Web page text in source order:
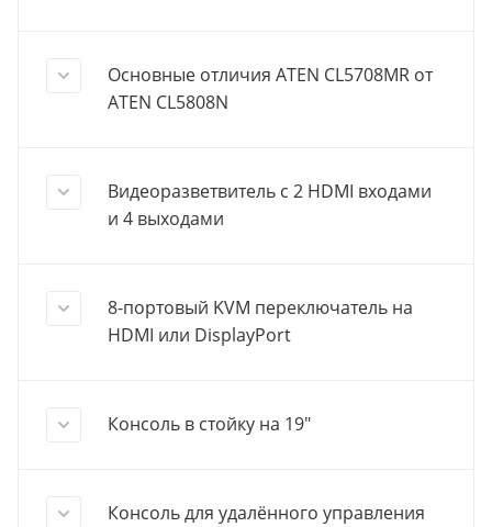
Основные отличия ATEN CL5708MR от
ATEN CL5808N
Видеоразветвитель с 2 HDMI входами
и 4 выходами
8-портовый KVM переключатель на
HDMI или DisplayPort
Консоль в стойку на 19"
Консоль для удалённого управления